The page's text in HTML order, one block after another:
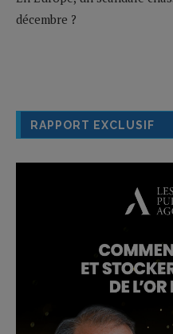
décembre ?
RAPPORT EXCLUSIF